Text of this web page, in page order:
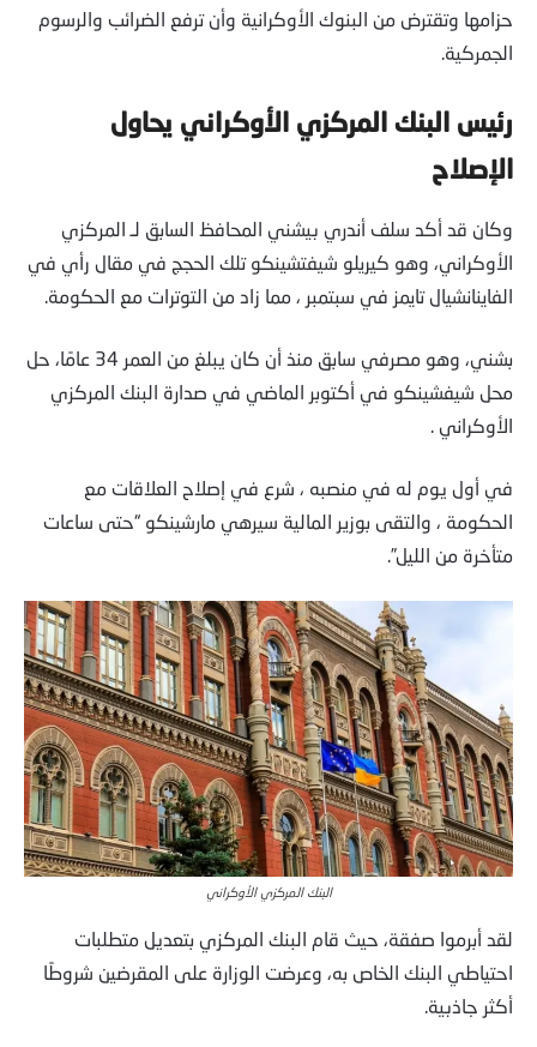
حزامها وتقترض من البنوك الأوكرانية وأن ترفع الضرائب والرسوم
الجمركية.
رئيس البنك المركزي الأوكراني يحاول
الإصلاح
وكان قد أكد سلف أندري بيشني المحافظ السابق لـ المركزي
الأوكراني، وهو كيريلو شيفتشينكو تلك الحجج في مقال رأي في
الفاينانشيال تايمز في سبتمبر ، مما زاد من التوترات مع الحكومة.
بشني، وهو مصرفي سابق منذ أن كان يبلغ من العمر 34 عامًا، حل
محل شيفشينكو في أكتوبر الماضي في صدارة البنك المركزي
الأوكراني .
في أول يوم له في منصبه ، شرع في إصلاح العلاقات مع
الحكومة ، والتقى بوزير المالية سيرهي مارشينكو “حتى ساعات
متأخرة من الليل”.
البنك المركزي الأوكراني
لقد أبرموا صفقة، حيث قام البنك المركزي بتعديل متطلبات
احتياطي البنك الخاص به، وعرضت الوزارة على المقرضين شروطًا
أكثر جاذبية.